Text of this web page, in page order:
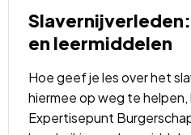
en leermiddelen
Hoe geef je les over het
hiermee op weg te
Expertisepunt